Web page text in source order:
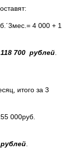
4 000 + 1
118 700 рублей
итого за 3
000руб.